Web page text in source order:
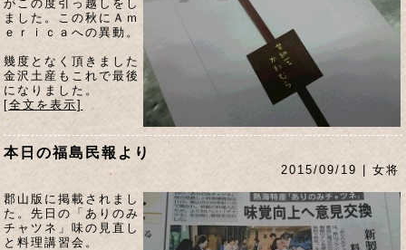
がこの度引っ越しをし
ました。この秋にＡｍ
ｅｒｉｃａへの異動。
幾度となく頂きました
金沢土産もこれで最後
になりました。
[全文を表示]
本日の福島民報より
2015/09/19 | 女将
郡山版に掲載されまし
た。先日の「ありのみ
チャツネ」味の見直し
と料理講習会。